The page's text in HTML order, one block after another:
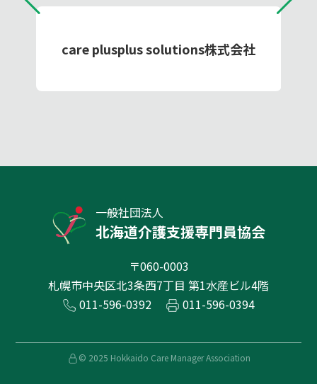
care plusplus solutions株式会社
一般社団法人
北海道介護支援専門員協会
〒060-0003
札幌市中央区北3条西7丁目 第1水産ビル4階
011-596-0392
011-596-0394
© 2025 Hokkaido Care Manager Association